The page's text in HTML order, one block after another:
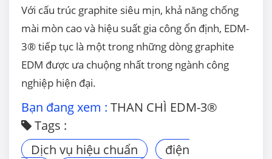
Với cấu trúc graphite siêu mịn, khả năng chống
mài mòn cao và hiệu suất gia công ổn định, EDM-
3® tiếp tục là một trong những dòng graphite
EDM được ưa chuộng nhất trong ngành công
nghiệp hiện đại.
Bạn đang xem : THAN CHÌ EDM-3®
Tags :
Dịch vụ hiệu chuẩn
điện